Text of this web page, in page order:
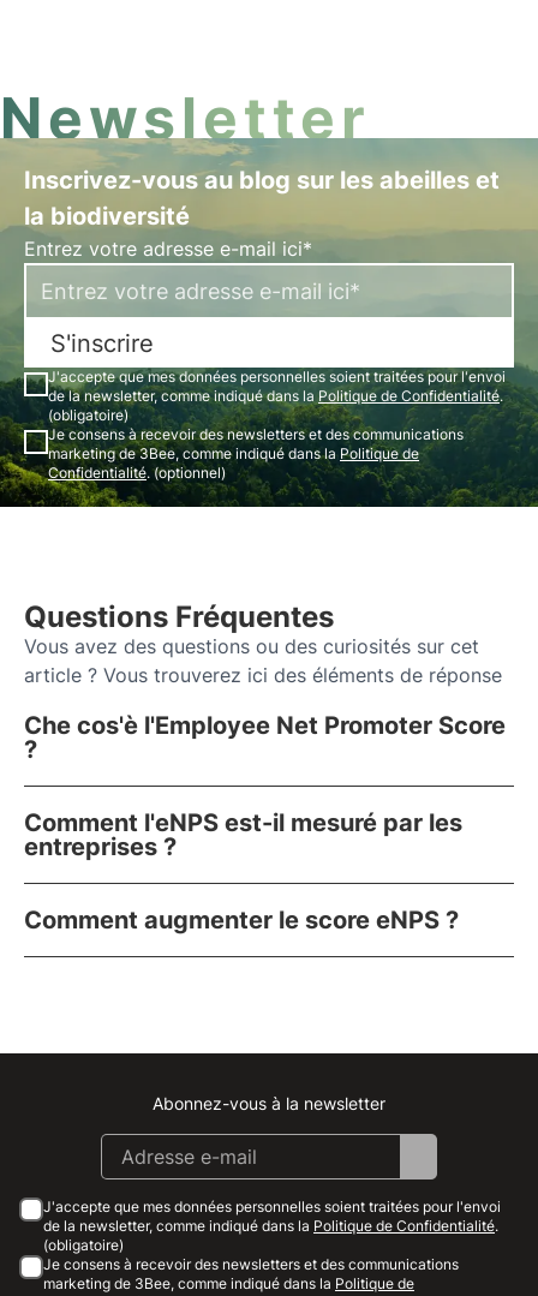
Newsletter
Inscrivez-vous au blog sur les abeilles et
la biodiversité
Entrez votre adresse e-mail ici*
S'inscrire
J'accepte que mes données personnelles soient traitées pour l'envoi
de la newsletter, comme indiqué dans la Politique de Confidentialité.
(obligatoire)
Je consens à recevoir des newsletters et des communications
marketing de 3Bee, comme indiqué dans la Politique de
Confidentialité. (optionnel)
Questions Fréquentes
Vous avez des questions ou des curiosités sur cet
article ? Vous trouverez ici des éléments de réponse
Che cos'è l'Employee Net Promoter Score
?
Comment l'eNPS est-il mesuré par les
entreprises ?
Comment augmenter le score eNPS ?
Instagram
Facebook
Linkedin
Youtube
Abonnez-vous à la newsletter
J'accepte que mes données personnelles soient traitées pour l'envoi
de la newsletter, comme indiqué dans la Politique de Confidentialité.
(obligatoire)
Je consens à recevoir des newsletters et des communications
marketing de 3Bee, comme indiqué dans la Politique de